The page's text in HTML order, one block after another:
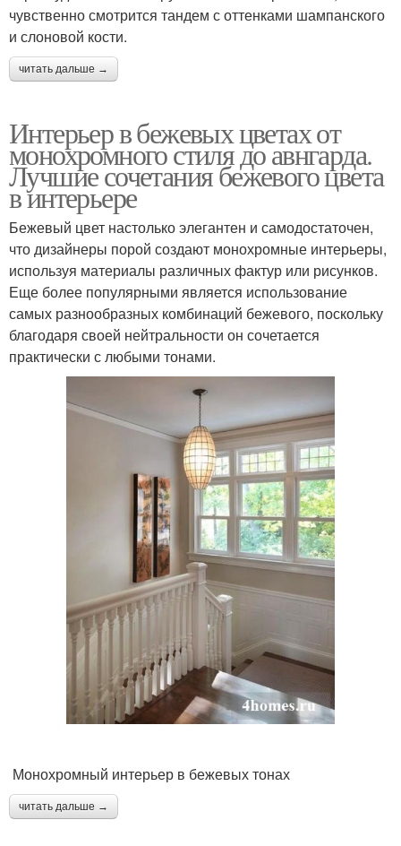
чувственно смотрится тандем с оттенками шампанского
и слоновой кости.
читать дальше →
Интерьер в бежевых цветах от
монохромного стиля до авнгарда.
Лучшие сочетания бежевого цвета
в интерьере
Бежевый цвет настолько элегантен и самодостаточен,
что дизайнеры порой создают монохромные интерьеры,
используя материалы различных фактур или рисунков.
Еще более популярными является использование
самых разнообразных комбинаций бежевого, поскольку
благодаря своей нейтральности он сочетается
практически с любыми тонами.
Монохромный интерьер в бежевых тонах
читать дальше →